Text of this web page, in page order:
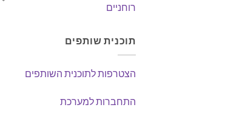
רוחניים
תוכנית שותפים
הצטרפות לתוכנית השותפים
התחברות למערכת